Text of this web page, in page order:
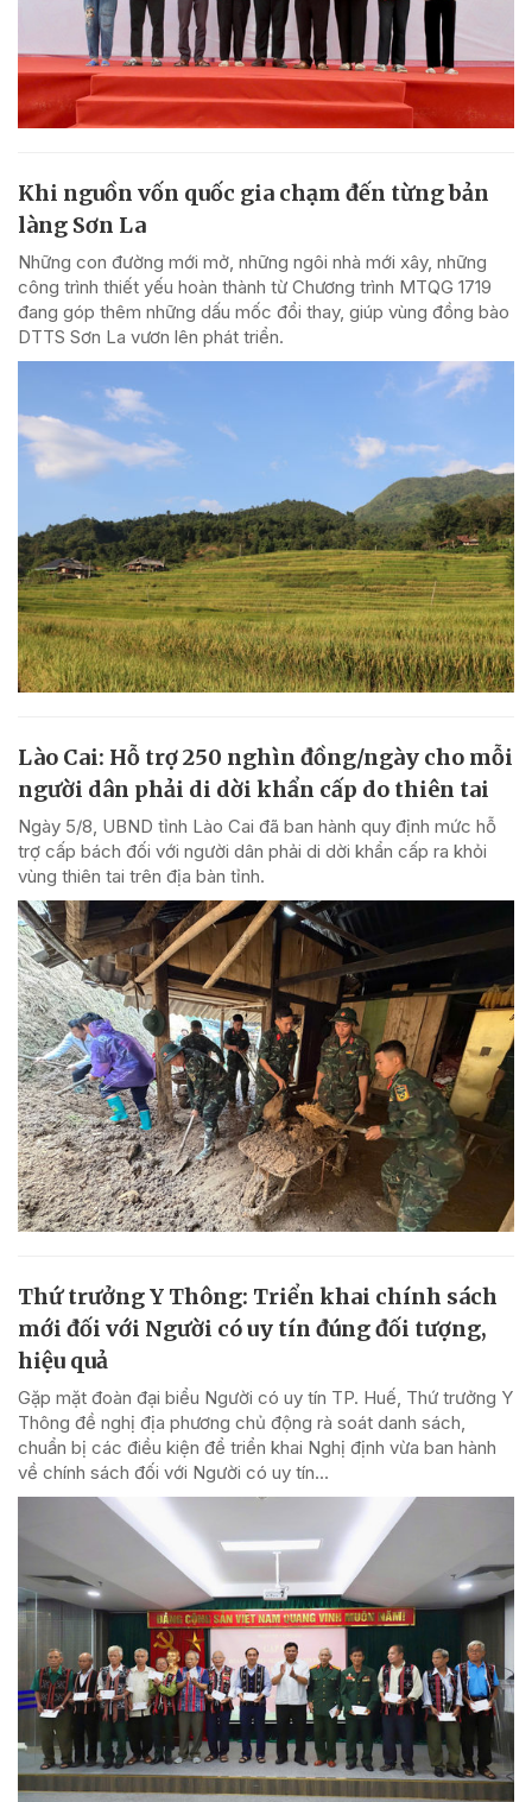
Khi nguồn vốn quốc gia chạm đến từng bản
làng Sơn La
Những con đường mới mở, những ngôi nhà mới xây, những
công trình thiết yếu hoàn thành từ Chương trình MTQG 1719
đang góp thêm những dấu mốc đổi thay, giúp vùng đồng bào
DTTS Sơn La vươn lên phát triển.
Lào Cai: Hỗ trợ 250 nghìn đồng/ngày cho mỗi
người dân phải di dời khẩn cấp do thiên tai
Ngày 5/8, UBND tỉnh Lào Cai đã ban hành quy định mức hỗ
trợ cấp bách đối với người dân phải di dời khẩn cấp ra khỏi
vùng thiên tai trên địa bàn tỉnh.
Thứ trưởng Y Thông: Triển khai chính sách
mới đối với Người có uy tín đúng đối tượng,
hiệu quả
Gặp mặt đoàn đại biểu Người có uy tín TP. Huế, Thứ trưởng Y
Thông đề nghị địa phương chủ động rà soát danh sách,
chuẩn bị các điều kiện để triển khai Nghị định vừa ban hành
về chính sách đối với Người có uy tín...